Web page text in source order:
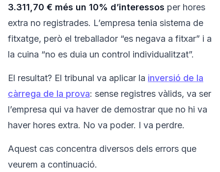
3.311,70 € més un 10% d’interessos per hores
extra no registrades. L’empresa tenia sistema de
fitxatge, però el treballador “es negava a fitxar” i a
la cuina “no es duia un control individualitzat”.
El resultat? El tribunal va aplicar la inversió de la
càrrega de la prova: sense registres vàlids, va ser
l’empresa qui va haver de demostrar que no hi va
haver hores extra. No va poder. I va perdre.
Aquest cas concentra diversos dels errors que
veurem a continuació.